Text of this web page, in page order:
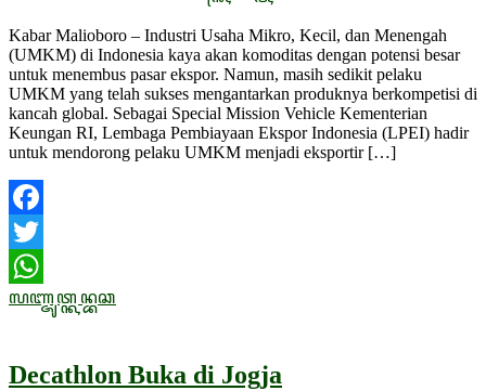
Kabar Malioboro – Industri Usaha Mikro, Kecil, dan Menengah
(UMKM) di Indonesia kaya akan komoditas dengan potensi besar
untuk menembus pasar ekspor. Namun, masih sedikit pelaku
UMKM yang telah sukses mengantarkan produknya berkompetisi di
kancah global. Sebagai Special Mission Vehicle Kementerian
Keungan RI, Lembaga Pembiayaan Ekspor Indonesia (LPEI) hadir
untuk mendorong pelaku UMKM menjadi eksportir […]
Facebook
Twitter
WhatsApp
ꦭꦚ꧀ꦗꦸꦠ꧀ꦏꦤ꧀ꦧꦕ
Decathlon Buka di Jogja